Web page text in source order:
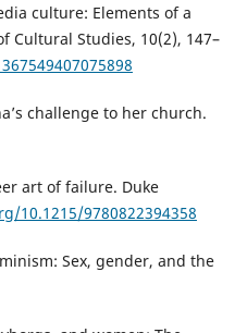
culture: Elements of a
Cultural Studies, 10(2), 147–
challenge to her church.
art of failure. Duke
10.1215/9780822394358
Sex, gender, and the